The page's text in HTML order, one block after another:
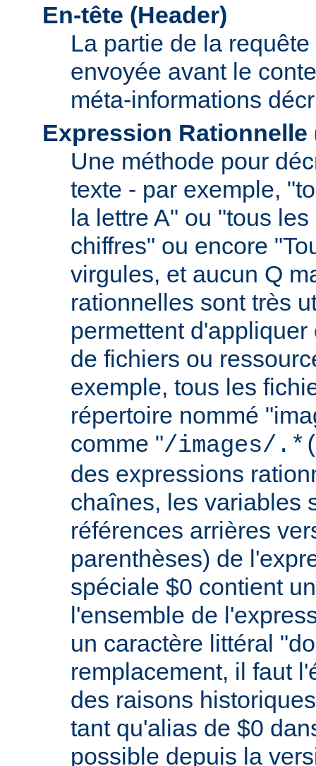
En-tête (Header)
La partie de la
envoyée avant le
méta-informations
Expression
Une méthode pour
texte - par exemple,
la lettre A" ou "tous
chiffres" ou encore
virgules, et aucun Q
rationnelles sont très
permettent
de fichiers ou
exemple, tous les
répertoire nommé
comme "/images/
des expressions
chaînes, les variables
références arrières
parenthèses) de
spéciale $0 contient
l'ensemble de
un caractère littéral
remplacement, il faut
des raisons
tant qu'alias de $0
possible depuis la